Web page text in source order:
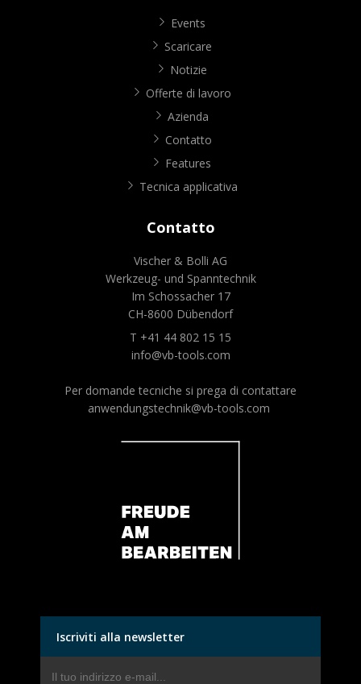
Events
Scaricare
Notizie
Offerte di lavoro
Azienda
Contatto
Features
Tecnica applicativa
Contatto
Vischer & Bolli AG
Werkzeug- und Spanntechnik
Im Schossacher 17
CH-8600 Dübendorf
T +41 44 802 15 15
info@vb-tools.com
Per domande tecniche si prega di contattare
anwendungstechnik@vb-tools.com
Iscriviti alla newsletter